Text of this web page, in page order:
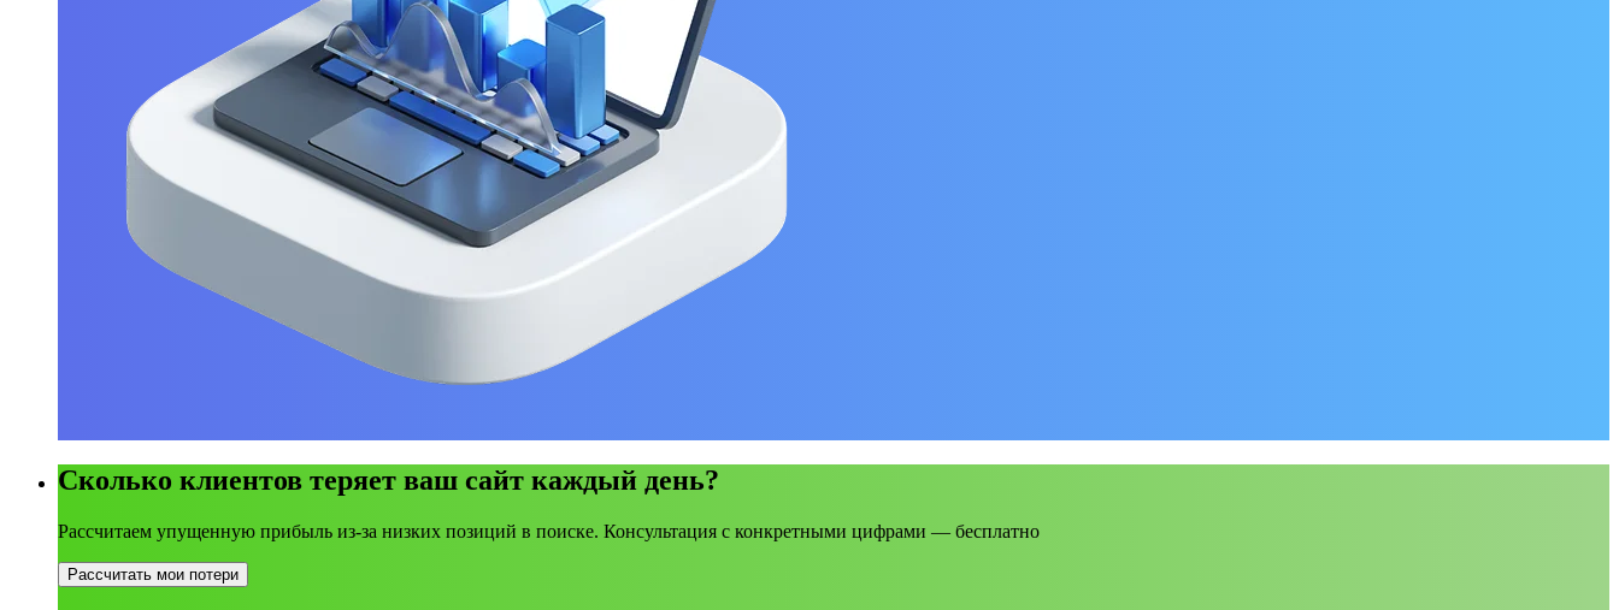
Сколько клиентов теряет ваш сайт каждый день?
Рассчитаем упущенную прибыль из-за низких позиций в поиске. Консультация с конкретными цифрами — бесплатно
Рассчитать мои потери